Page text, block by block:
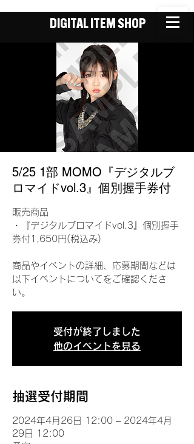
DIGITAL ITEM SHOP
5/25 1部 MOMO『デジタルブ
ロマイドvol.3』個別握手券付
販売商品
・『デジタルブロマイドvol.3』個別握手
券付1,650円(税込み)
商品やイベントの詳細、応募期間などは
以下イベントについてをご確認くださ
い。
受付が終了しました
他のイベントを見る
抽選受付期間
2024年4月26日 12:00 – 2024年4月
29日 12:00